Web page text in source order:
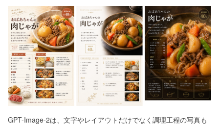
GPT-Image-2は、文字やレイアウトだけでなく調理工程の写真も